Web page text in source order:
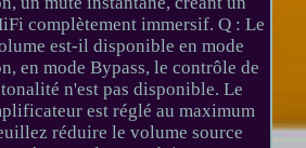
complètement immersif. Q : Le
est-il disponible en mode
en mode Bypass, le contrôle de
n'est pas disponible. Le
est réglé au maximum
réduire le volume source